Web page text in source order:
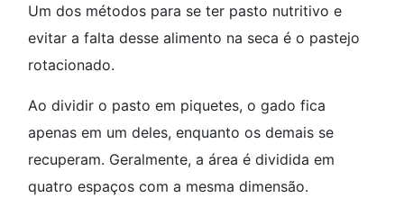
Um dos métodos para se ter pasto nutritivo e
evitar a falta desse alimento na seca é o pastejo
rotacionado.
Ao dividir o pasto em piquetes, o gado fica
apenas em um deles, enquanto os demais se
recuperam. Geralmente, a área é dividida em
quatro espaços com a mesma dimensão.